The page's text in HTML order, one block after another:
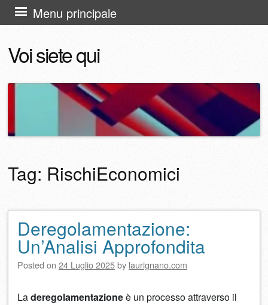
Voi siete qui
Menu principale
al
contenuto
Tag: RischiEconomici
Navigazione articolo
Deregolamentazione:
Un’Analisi Approfondita
Posted on 24 Luglio 2025by laurignano.com
Laderegolamentazioneè un processo attraverso il